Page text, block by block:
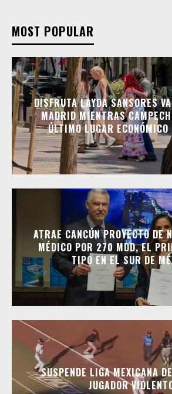
MOST POPULAR
DISFRUTA LAYDA SANSORES
MADRID MIENTRAS
ÚLTIMO LUGAR
ATRAE CANCÚN PROYECTO DE
MÉDICO POR 270 MDD, EL
TIPO EN EL SUR DE
SUSPENDE LIGA MEXICANA
JUGADOR